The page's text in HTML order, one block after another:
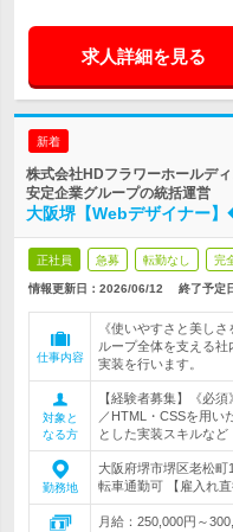
求人詳細を見る
新着
株式会社HDフラワーホールデ
安定企業グループの統括運営
大阪堺【Webデザイナー
正社員 急募 転勤なし 完
情報更新日：2026/06/12 終了予定
仕事内容
《使いやすさと美し
ループ全体を支える
実装を行います。
対象と
なる方
【経験者募集】《必
／HTML・CSSを用い
とした実装スキルなど
勤務地
大阪府堺市堺区老松
転車通勤可 【雇入れ
月給：250,000円～